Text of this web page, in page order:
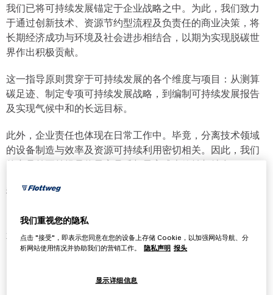
我们已将可持续发展锚定于企业战略之中。为此，我们致力
于通过创新技术、资源节约型流程及负责任的商业决策，将
长期经济成功与环境及社会进步相结合，以期为实现脱碳世
界作出积极贡献。
这一指导原则贯穿于可持续发展的各个维度与项目：从测算
碳足迹、制定专项可持续发展战略，到编制可持续发展报告
及实现气候中和的长远目标。
此外，企业责任也体现在日常工作中。毕竟，分离技术领域
的设备制造与效率及资源可持续利用密切相关。因此，我们
的产品首要前提是将最高品质与最高成本效益相结合。
我们正坚定不移地致力于优化
的目标是通过资源高效的生产方式制造产品，并依托创新技
术为客户打造更高效的系统。
我们重视您的隐私
点击 "接受"，即表示您同意在您的设备上存储 Cookie，以加强网站导航、分
析网站使用情况并协助我们的营销工作。
隐私声明 报头
显示详细信息